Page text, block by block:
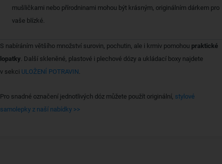
mušličkami nebo přírodninami mohou být krásným, originálním dárkem pro
vaše blízké.
S nabíráním většího množství surovin, pochutin, ale i krmiv pomohou praktické
lopatky. Další skleněné, plastové i plechové dózy a ukládací boxy najdete
v sekci ULOŽENÍ POTRAVIN.
Pro snadné označení jednotlivých dóz můžete použít originální, stylové
samolepky z naší nabídky >>